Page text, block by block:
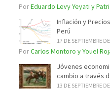
PorEduardo Levy Yeyati y
Inflación y
Perú
17 DE SEPTIEMBRE
PorCarlos Montoro y Youel
Jóvenes
cambio a través
13 DE SEPTIEMBRE